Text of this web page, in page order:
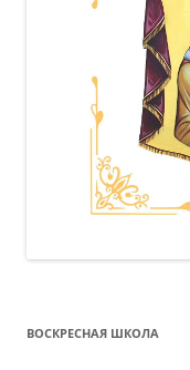
ВОСКРЕСНАЯ ШКОЛА